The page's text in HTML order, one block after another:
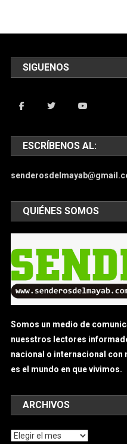
SIGUENOS
ESCRÍBENOS AL:
QUIÉNES SOMOS
Somos un medio de
nuesstros lectores
nacional o internacional con
es el mundo en que vivimos.
ARCHIVOS
Archivos